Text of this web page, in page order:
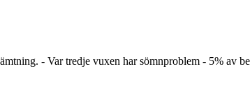
- Var tredje vuxen har sömnproblem - 5% av